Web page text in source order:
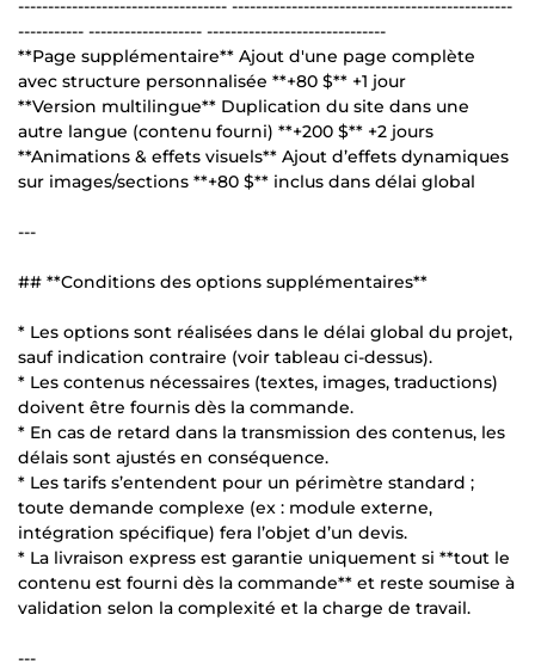
----------------------------------- -----------------------------------------------
----------- ------------------- ------------------------------
**Page supplémentaire** Ajout d'une page complète
avec structure personnalisée **+80 $** +1 jour
**Version multilingue** Duplication du site dans une
autre langue (contenu fourni) **+200 $** +2 jours
**Animations & effets visuels** Ajout d’effets dynamiques
sur images/sections **+80 $** inclus dans délai global
---
## **Conditions des options supplémentaires**
* Les options sont réalisées dans le délai global du projet,
sauf indication contraire (voir tableau ci-dessus).
* Les contenus nécessaires (textes, images, traductions)
doivent être fournis dès la commande.
* En cas de retard dans la transmission des contenus, les
délais sont ajustés en conséquence.
* Les tarifs s’entendent pour un périmètre standard ;
toute demande complexe (ex : module externe,
intégration spécifique) fera l’objet d’un devis.
* La livraison express est garantie uniquement si **tout le
contenu est fourni dès la commande** et reste soumise à
validation selon la complexité et la charge de travail.
---